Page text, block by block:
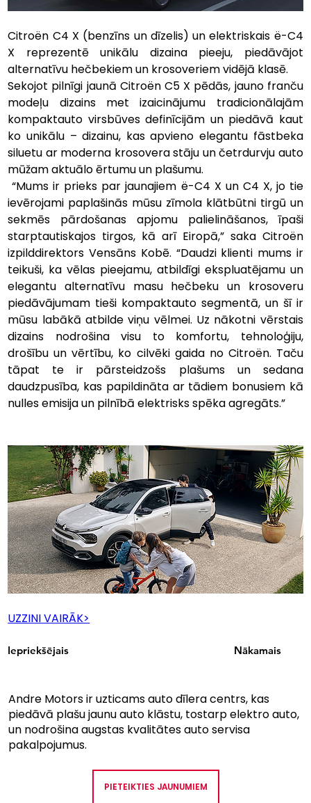
Citroën C4 X (benzīns un dīzelis) un elektriskais ë-C4
X reprezentē unikālu dizaina pieeju, piedāvājot
alternatīvu hečbekiem un krosoveriem vidējā klasē.
Sekojot pilnīgi jaunā Citroën C5 X pēdās, jauno franču
modeļu dizains met izaicinājumu tradicionālajām
kompaktauto virsbūves definīcijām un piedāvā kaut
ko unikālu – dizainu, kas apvieno elegantu fāstbeka
siluetu ar moderna krosovera stāju un četrdurvju auto
mūžam aktuālo ērtumu un plašumu.
“Mums ir prieks par jaunajiem ë-C4 X un C4 X, jo tie
ievērojami paplašinās mūsu zīmola klātbūtni tirgū un
sekmēs pārdošanas apjomu palielināšanos, īpaši
starptautiskajos tirgos, kā arī Eiropā,” saka Citroën
izpilddirektors Vensāns Kobē. “Daudzi klienti mums ir
teikuši, ka vēlas pieejamu, atbildīgi ekspluatējamu un
elegantu alternatīvu masu hečbeku un krosoveru
piedāvājumam tieši kompaktauto segmentā, un šī ir
mūsu labākā atbilde viņu vēlmei. Uz nākotni vērstais
dizains nodrošina visu to komfortu, tehnoloģiju,
drošību un vērtību, ko cilvēki gaida no Citroën. Taču
tāpat te ir pārsteidzošs plašums un sedana
daudzpusība, kas papildināta ar tādiem bonusiem kā
nulles emisija un pilnībā elektrisks spēka agregāts.”
UZZINI VAIRĀK>
Iepriekšējais Nākamais
Andre Motors ir uzticams auto dīlera centrs, kas
piedāvā plašu jaunu auto klāstu, tostarp elektro auto,
un nodrošina augstas kvalitātes auto servisa
pakalpojumus.
PIETEIKTIES JAUNUMIEM